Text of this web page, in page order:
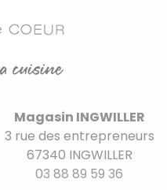
Magasin INGWILLER
3 rue des entrepreneurs
67340 INGWILLER
03 88 89 59 36